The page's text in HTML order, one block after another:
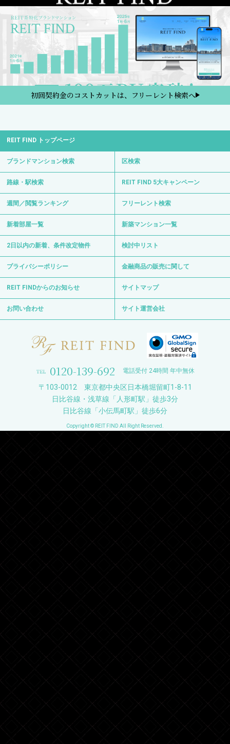
初回契約金のコストカットは、フリーレント検索へ
REIT FIND トップページ
ブランドマンション検索 区検索
路線・駅検索 REIT FIND 5大キャンペーン
週間／閲覧ランキング フリーレント検索
新着部屋一覧 新築マンション一覧
2日以内の新着、条件改定物件 検討中リスト
プライバシーポリシー 金融商品の販売に関して
REIT FINDからのお知らせ サイトマップ
お問い合わせ サイト運営会社
0120-139-692 電話受付 24時間 年中無休
〒103-0012 東京都中央区日本橋堀留町1-8-11
日比谷線・浅草線「人形町駅」徒歩3分
日比谷線「小伝馬町駅」徒歩6分
Copyright © REIT FIND All Right Reserved.